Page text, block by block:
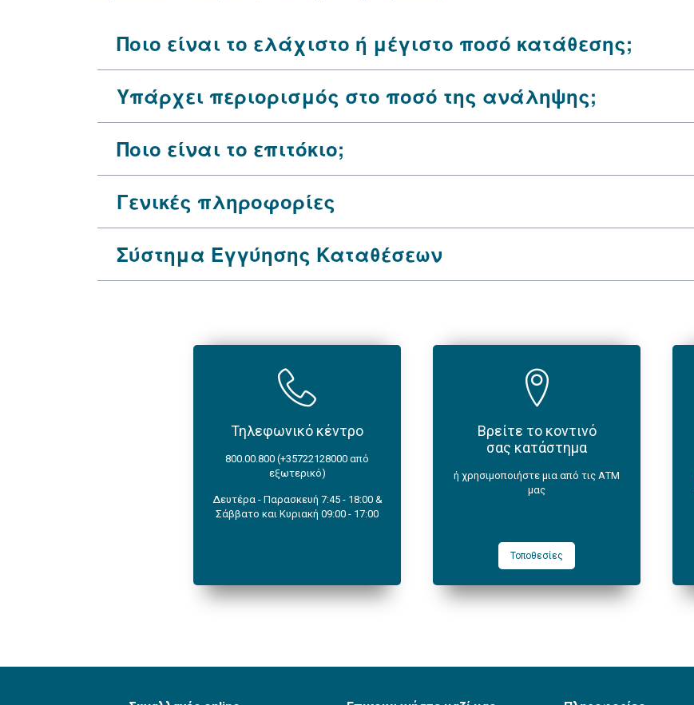
Ποιο είναι το ελάχιστο ή μέγιστο ποσό κατάθεσης;
Υπάρχει περιορισμός στο ποσό της ανάληψης;
Ποιο είναι το επιτόκιο;
Γενικές πληροφορίες
Σύστημα Εγγύησης Καταθέσεων
Τηλεφωνικό κέντρο
800.00.800 (+35722128000 από
εξωτερικό)
Δευτέρα - Παρασκευή 7:45 - 18:00 &
Σάββατο και Κυριακή 09:00 - 17:00
Βρείτε το κοντινό
σας κατάστημα
ή χρησιμοποιήστε μια από τις ΑΤΜ
μας
Τοποθεσίες